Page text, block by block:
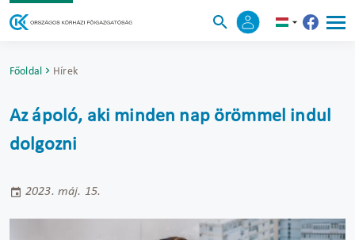
Főoldal Hírek
Az ápoló, aki minden nap örömmel indul
dolgozni
2023. máj. 15.